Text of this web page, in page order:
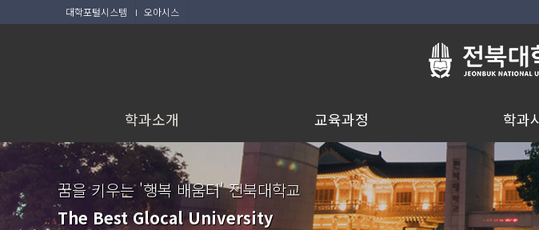
대학포털시스템 오아시스
학과소개 교육과정 학과
꿈을 키우는 '행복 배움터' 전북대학교
The Best Glocal University